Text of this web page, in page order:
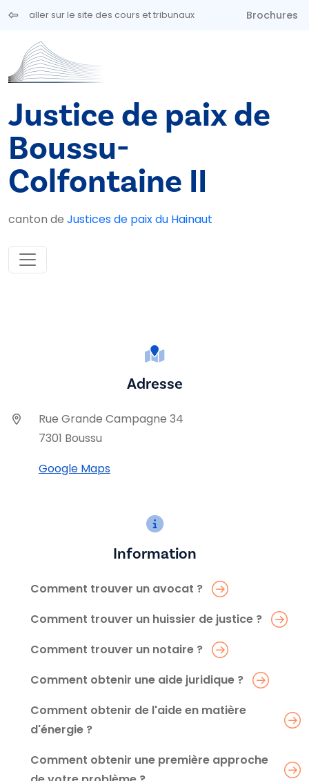
Aller au contenu principal
aller sur le site des cours et tribunaux Brochures
Justice de paix de
Boussu-
Colfontaine II
canton de Justices de paix du Hainaut
Adresse
Rue Grande Campagne 34
7301 Boussu
Google Maps
Information
Comment trouver un avocat ?
Comment trouver un huissier de justice ?
Comment trouver un notaire ?
Comment obtenir une aide juridique ?
Comment obtenir de l'aide en matière
d'énergie ?
Comment obtenir une première approche